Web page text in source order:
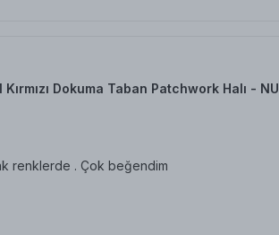
Dokuma Taban Patchwork Halı -
renklerde . Çok beğendim